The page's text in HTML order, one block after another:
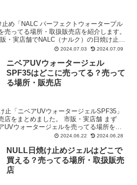
め「NALC パーフェクトウォータープル
売ってる場所・取扱販売店を紹介します。
・実店舗でNALC（ナルク）の日焼け止め
す。 東急ハンズ・...2024.07.03 2024.07.09
ニベアUVウォータージェル
SPF35はどこに売ってる？売って
る場所・販売店
止「ニベアUVウォータージェルSPF35」
店をまとめました。 市販・実店舗 まず
UVウォータージェルを売ってる場所を紹
ストア 日焼け止めと...2024.06.22 2024.06.28
NULL日焼け止めジェルはどこで
買える？売ってる場所・取扱販売
店